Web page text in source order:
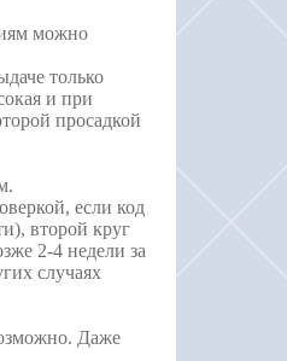
можно
только
и при
просадкой
если код
второй круг
2-4 недели за
случаях
Даже